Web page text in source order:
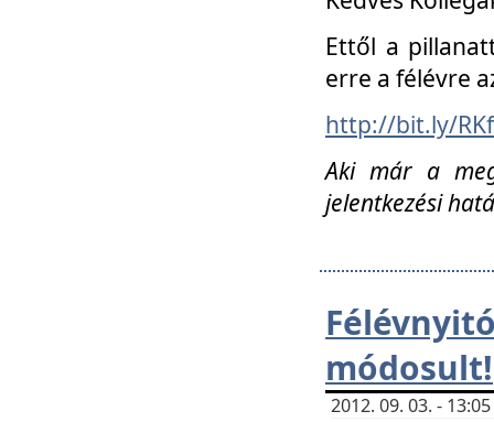
Ettől a
erre a félévre
http://bit.ly/
Aki már a
jelentkezési
módosult!
2012. 09. 03. -